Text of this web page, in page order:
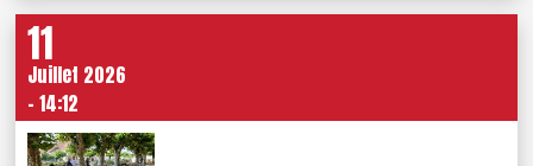
11
Juillet 2026
- 14:12